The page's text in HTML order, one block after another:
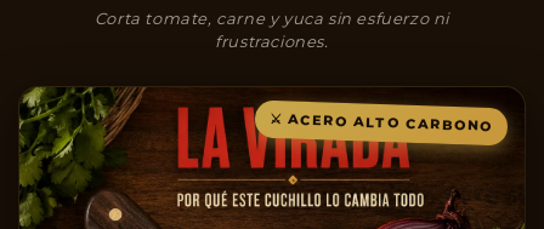
Corta tomate, carne y yuca sin esfuerzo ni
frustraciones.
⚔️ ACERO ALTO CARBONO